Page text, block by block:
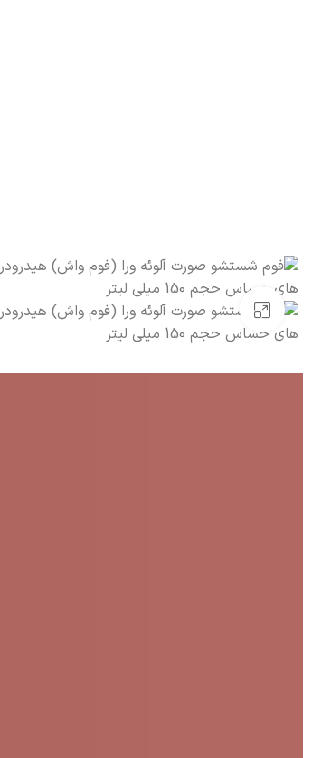
بزرگنمایی تصویر